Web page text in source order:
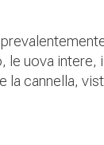
le uova
cannella,